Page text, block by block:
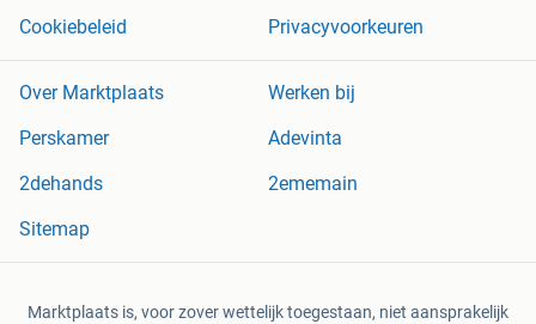
Cookiebeleid
Privacyvoorkeuren
Over Marktplaats
Werken bij
Perskamer
Adevinta
2dehands
2ememain
Sitemap
Marktplaats is, voor zover wettelijk toegestaan, niet aansprakelijk